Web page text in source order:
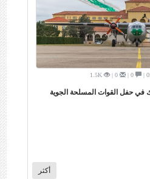
0 |
0 |
1.5K
حفل القوات المسلحة الجوية
أكثر